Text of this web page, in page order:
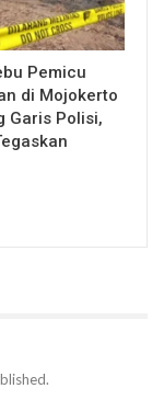
Pemicu
di Mojokerto
Garis Polisi,